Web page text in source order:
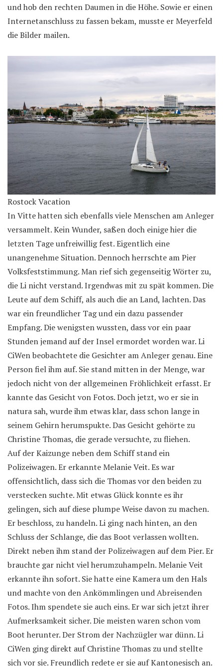
und hob den rechten Daumen in die Höhe. Sowie er einen
Internetanschluss zu fassen bekam, musste er Meyerfeld
die Bilder mailen.
Rostock Vacation
In Vitte hatten sich ebenfalls viele Menschen am Anleger
versammelt. Kein Wunder, saßen doch einige hier die
letzten Tage unfreiwillig fest. Eigentlich eine
unangenehme Situation. Dennoch herrschte am Pier
Volksfeststimmung. Man rief sich gegenseitig Wörter zu,
die Li nicht verstand. Irgendwas mit zu spät kommen. Die
Leute auf dem Schiff, als auch die an Land, lachten. Das
war ein freundlicher Tag und ein dazu passender
Empfang. Die wenigsten wussten, dass vor ein paar
Stunden jemand auf der Insel ermordet worden war. Li
CiWen beobachtete die Gesichter am Anleger genau. Eine
Person fiel ihm auf. Sie stand mitten in der Menge, war
jedoch nicht von der allgemeinen Fröhlichkeit erfasst. Er
kannte das Gesicht von Fotos. Doch jetzt, wo er sie in
natura sah, wurde ihm etwas klar, dass schon lange in
seinem Gehirn herumspukte. Das Gesicht gehörte zu
Christine Thomas, die gerade versuchte, zu fliehen.
Auf der Kaizunge neben dem Schiff stand ein
Polizeiwagen. Er erkannte Melanie Veit. Es war
offensichtlich, dass sich die Thomas vor den beiden zu
verstecken suchte. Mit etwas Glück konnte es ihr
gelingen, sich auf diese plumpe Weise davon zu machen.
Er beschloss, zu handeln. Li ging nach hinten, an den
Schluss der Schlange, die das Boot verlassen wollten.
Direkt neben ihm stand der Polizeiwagen auf dem Pier. Er
brauchte gar nicht viel herumzuhampeln. Melanie Veit
erkannte ihn sofort. Sie hatte eine Kamera um den Hals
und machte von den Ankömmlingen und Abreisenden
Fotos. Ihm spendete sie auch eins. Er war sich jetzt ihrer
Aufmerksamkeit sicher. Die meisten waren schon vom
Boot herunter. Der Strom der Nachzügler war dünn. Li
CiWen ging direkt auf Christine Thomas zu und stellte
sich vor sie. Freundlich redete er sie auf Kantonesisch an.